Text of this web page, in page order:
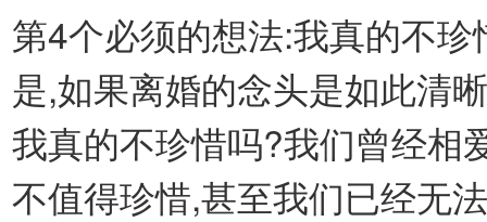
第4个必须的想法:我真的不
是,如果离婚的念头是如此清
我真的不珍惜吗?我们曾经相
不值得珍惜,甚至我们已经无